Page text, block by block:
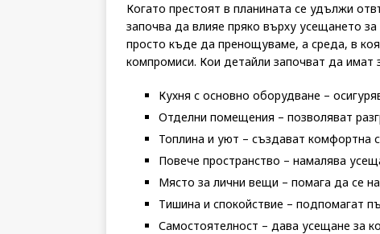
Когато престоят в планината се удължи
започва да влияе пряко върху усещането
просто къде да пренощуваме, а среда, в
компромиси. Кои детайли започват да имат
Кухня с основно оборудване –
Отделни помещения – позволяват
Топлина и уют – създават комфортна
Повече пространство – намалява
Място за лични вещи – помага да се
Тишина и спокойствие – подпомагат
Самостоятелност – дава усещане за